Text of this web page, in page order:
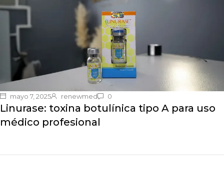
mayo 7, 2025 renewmed 0
Linurase: toxina botulínica tipo A para uso
médico profesional